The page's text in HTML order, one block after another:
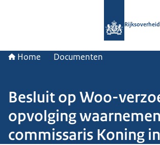
Rijksoverheid
Home Documenten
Besluit op Woo-
opvolging
commissaris Koning